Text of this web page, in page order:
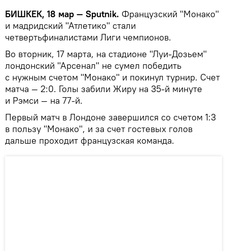
БИШКЕК, 18 мар — Sputnik. Французский "Монако"
и мадридский "Атлетико" стали
четвертьфиналистами Лиги чемпионов.
Во вторник, 17 марта, на стадионе "Луи-Дозьем"
лондонский "Арсенал" не сумел победить
с нужным счетом "Монако" и покинул турнир. Счет
матча — 2:0. Голы забили Жиру на 35-й минуте
и Рэмси — на 77-й.
Первый матч в Лондоне завершился со счетом 1:3
в пользу "Монако", и за счет гостевых голов
дальше проходит французская команда.